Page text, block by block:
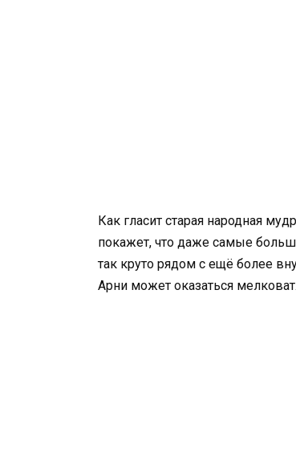
Как гласит старая народная
покажет, что даже самые
так круто рядом с ещё более
Арни может оказаться мелковат.